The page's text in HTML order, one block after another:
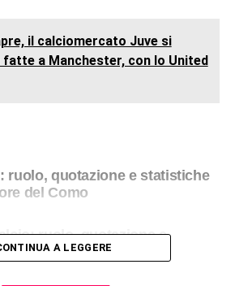
il calciomercato Juve si
fatte a Manchester, con lo United
ruolo, quotazione e statistiche
del Como
ruolo, quotazione e
giocatore del Genoa
A LEGGERE